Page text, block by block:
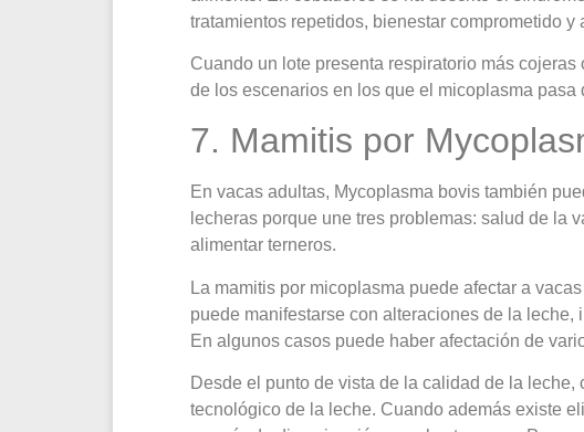
tratamientos repetidos, bienestar comprometido
Cuando un lote presenta respiratorio más
de los escenarios en los que el micoplasma
7. Mamitis por
En vacas adultas, Mycoplasma bovis también
lecheras porque une tres problemas: salud de la
alimentar terneros.
La mamitis por micoplasma puede afectar a
puede manifestarse con alteraciones de la
En algunos casos puede haber afectación de
Desde el punto de vista de la calidad de la
tecnológico de la leche. Cuando además existe